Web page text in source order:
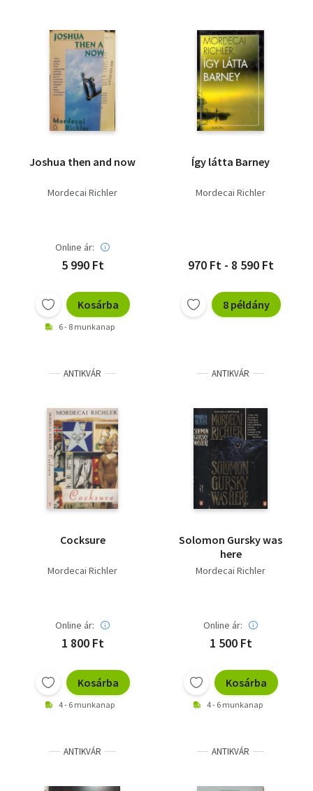
Joshua then and now
Mordecai Richler
Online ár:
5 990 Ft
Kosárba
6 - 8 munkanap
Így látta Barney
Mordecai Richler
970 Ft - 8 590 Ft
8 példány
ANTIKVÁR
Cocksure
Mordecai Richler
Online ár:
1 800 Ft
Kosárba
4 - 6 munkanap
ANTIKVÁR
Solomon Gursky was
here
Mordecai Richler
Online ár:
1 500 Ft
Kosárba
4 - 6 munkanap
ANTIKVÁR ANTIKVÁR